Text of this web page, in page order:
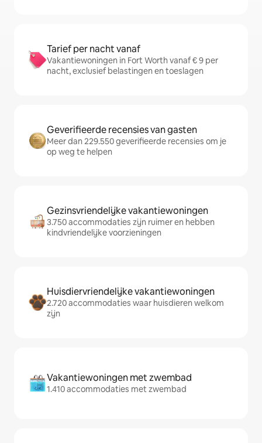
Tarief per nacht vanaf
Vakantiewoningen in Fort Worth vanaf € 9 per
nacht, exclusief belastingen en toeslagen
Geverifieerde recensies van gasten
Meer dan 229.550 geverifieerde recensies om je
op weg te helpen
Gezinsvriendelijke vakantiewoningen
3.750 accommodaties zijn ruimer en hebben
kindvriendelijke voorzieningen
Huisdiervriendelijke vakantiewoningen
2.720 accommodaties waar huisdieren welkom
zijn
Vakantiewoningen met zwembad
1.410 accommodaties met zwembad